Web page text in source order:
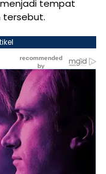
menjadi tempat
tersebut.